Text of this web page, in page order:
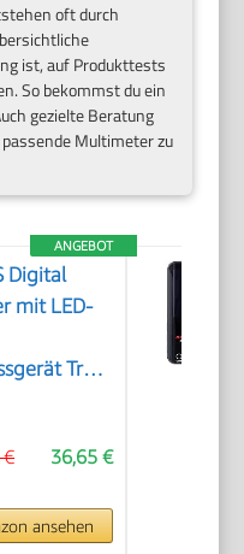
oft durch
ist, auf Produkttests
So bekommst du ein
gezielte Beratung
Multimeter zu
ANGEBOT
Digital
mit LED-
True
für
36,65 €
€
ansehen